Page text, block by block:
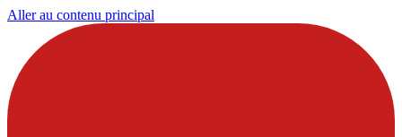
Aller au contenu principal